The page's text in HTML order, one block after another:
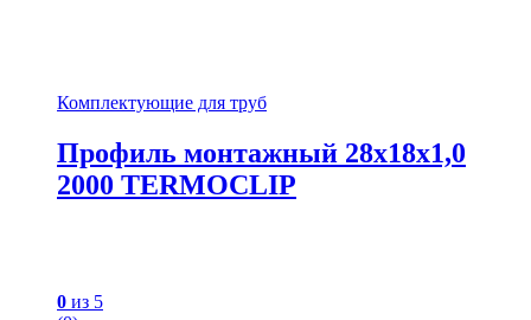
Комплектующие для труб
Профиль монтажный 28х18х1,0
2000 TERMOCLIP
0 из 5